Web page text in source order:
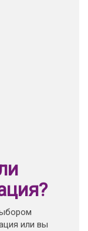
или вы